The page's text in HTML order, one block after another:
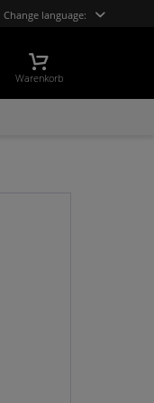
Change language:
Warenkorb